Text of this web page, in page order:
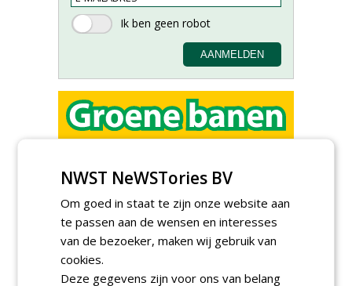
(fulltime) bij DSV zaden
06-08-2026, Ven Zelderheide
Rayon- account manager
Nederland; regio Noord &
18-06-2026, Noord & regio Zuid
NWST NeWSTories BV
Om goed in staat te zijn onze website aan
te passen aan de wensen en interesses
van de bezoeker, maken wij gebruik van
cookies.
Deze gegevens zijn voor ons van belang